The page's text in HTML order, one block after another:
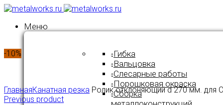
Меню
Гибка
Вальцовка
Слесарные работы
Порошковая окраска
Сборка
-10%
ГлавнаяКанатная резка Ролик отклоняющий d 270 мм. для
Previous product